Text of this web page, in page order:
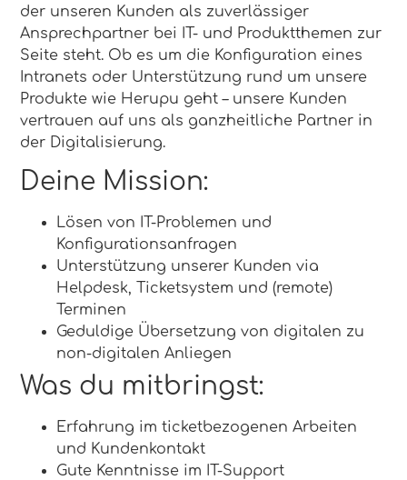
der unseren Kunden als zuverlässiger
Ansprechpartner bei IT- und Produktthemen zur
Seite steht. Ob es um die Konfiguration eines
Intranets oder Unterstützung rund um unsere
Produkte wie Herupu geht – unsere Kunden
vertrauen auf uns als ganzheitliche Partner in
der Digitalisierung.
Deine Mission:
Lösen von IT-Problemen und
Konfigurationsanfragen
Unterstützung unserer Kunden via
Helpdesk, Ticketsystem und (remote)
Terminen
Geduldige Übersetzung von digitalen zu
non-digitalen Anliegen
Was du mitbringst:
Erfahrung im ticketbezogenen Arbeiten
und Kundenkontakt
Gute Kenntnisse im IT-Support